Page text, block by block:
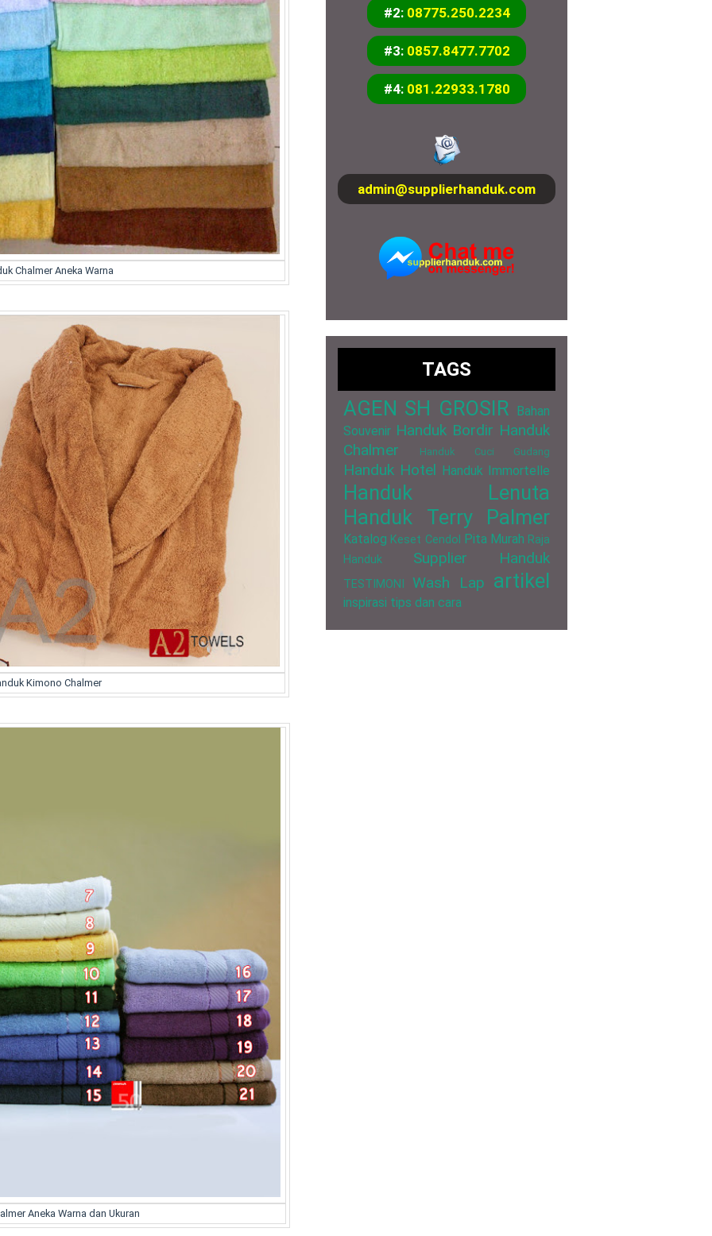
Chalmer Aneka Warna
Kimono Chalmer
Aneka Warna dan Ukuran
#2: 08775.250.2234
#3: 0857.8477.7702
#4: 081.22933.1780
admin@supplierhanduk.com
TAGS
AGEN SH GROSIR Bahan
Souvenir Handuk Bordir Handuk
Chalmer
Handuk Cuci Gudang
Handuk Hotel Handuk Immortelle
Handuk Lenuta
Handuk Terry Palmer
Katalog Keset Cendol Pita Murah Raja
Handuk
Supplier Handuk
TESTIMONI Wash Lap artikel
inspirasi tips dan cara